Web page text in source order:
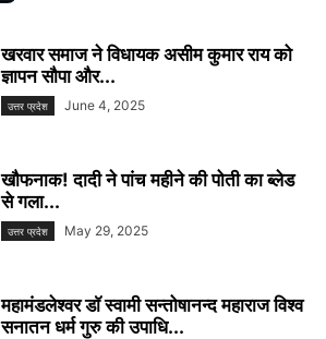
खरवार समाज ने विधायक असीम कुमार राय को
ज्ञापन सौपा और...
उत्तर प्रदेश June 4, 2025
खौफनाक! दादी ने पांच महीने की पोती का ब्लेड
से गला...
उत्तर प्रदेश May 29, 2025
महामंडलेश्वर डाॅ स्वामी सन्तोषानन्द महाराज विश्व
सनातन धर्म गुरु की उपाधि...